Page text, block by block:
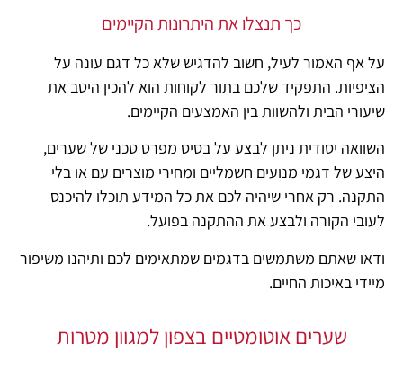
כך תנצלו את היתרונות הקיימים
על אף האמור לעיל, חשוב להדגיש שלא כל דגם עונה על
הציפיות. התפקיד שלכם בתור לקוחות הוא להכין היטב את
שיעורי הבית ולהשוות בין האמצעים הקיימים.
השוואה יסודית ניתן לבצע על בסיס מפרט טכני של שערים,
היצע של דגמי מנועים חשמליים ומחירי מוצרים עם או בלי
התקנה. רק אחרי שיהיה לכם את כל המידע תוכלו להיכנס
לעובי הקורה ולבצע את ההתקנה בפועל.
ודאו שאתם משתמשים בדגמים שמתאימים לכם ותיהנו משיפור
מיידי באיכות החיים.
שערים אוטומטיים בצפון למגוון מטרות